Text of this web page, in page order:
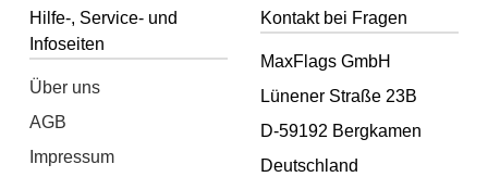
Hilfe-, Service- und
Infoseiten
Über uns
AGB
Impressum
Kontakt bei Fragen
MaxFlags GmbH
Lünener Straße 23B
D-59192 Bergkamen
Deutschland